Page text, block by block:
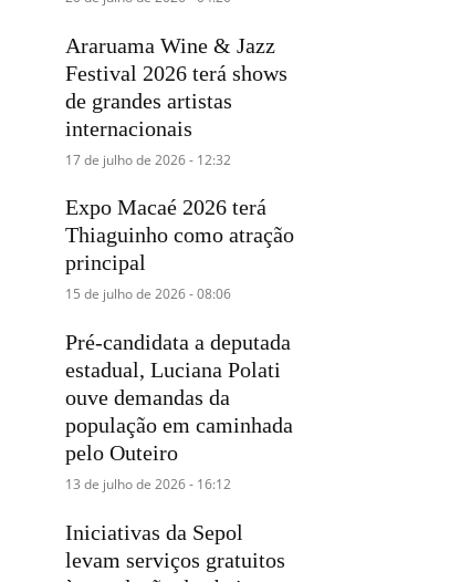
Araruama Wine & Jazz
Festival 2026 terá shows
de grandes artistas
internacionais
17 de julho de 2026 - 12:32
Expo Macaé 2026 terá
Thiaguinho como atração
principal
15 de julho de 2026 - 08:06
Pré-candidata a deputada
estadual, Luciana Polati
ouve demandas da
população em caminhada
pelo Outeiro
13 de julho de 2026 - 16:12
Iniciativas da Sepol
levam serviços gratuitos